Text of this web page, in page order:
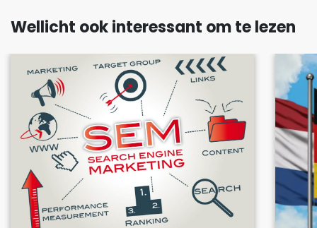
Wellicht ook interessant om te lezen